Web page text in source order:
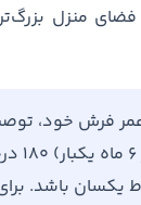
منزل بزرگ‌تر،
فرش خود،
صورت
یکسان باشد.